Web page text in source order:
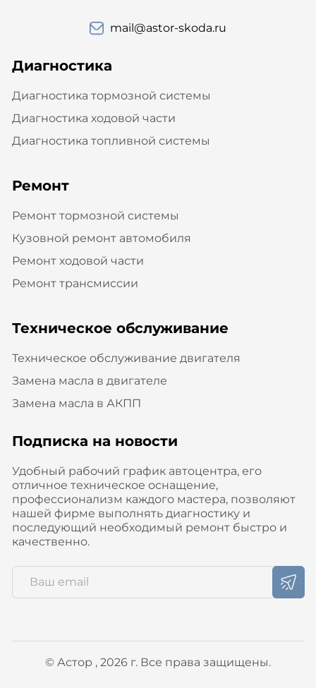
mail@astor-skoda.ru
Диагностика
Диагностика тормозной системы
Диагностика ходовой части
Диагностика топливной системы
Ремонт
Ремонт тормозной системы
Кузовной ремонт автомобиля
Ремонт ходовой части
Ремонт трансмиссии
Техническое обслуживание
Техническое обслуживание двигателя
Замена масла в двигателе
Замена масла в АКПП
Подписка на новости
Удобный рабочий график автоцентра, его
отличное техническое оснащение,
профессионализм каждого мастера, позволяют
нашей фирме выполнять диагностику и
последующий необходимый ремонт быстро и
качественно.
© Астор , 2026 г. Все права защищены.